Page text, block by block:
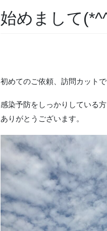
始めまして
初めてのご依頼、訪問カットで
感染予防をしっかりしている
ありがとうございます。